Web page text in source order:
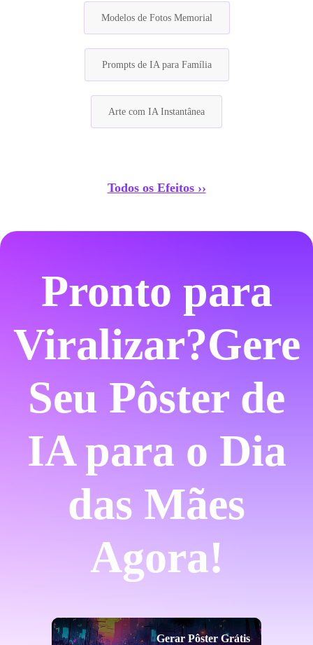
Modelos de Fotos Memorial
Prompts de IA para Família
Arte com IA Instantânea
Todos os Efeitos ››
Pronto para
Viralizar?Gere
Seu Pôster de
IA para o Dia
das Mães
Agora!
Gerar Pôster Grátis